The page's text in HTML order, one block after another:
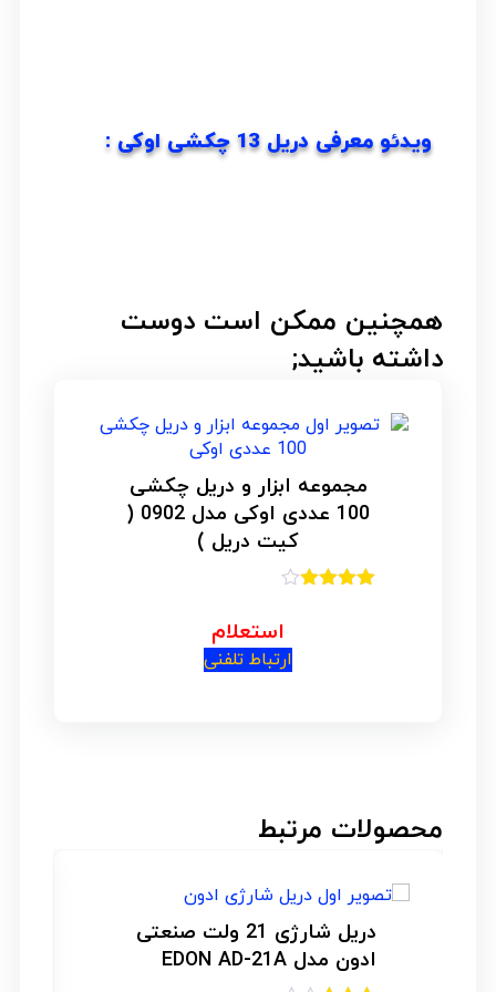
ویدئو معرفی دریل 13 چکشی اوکی :
همچنین ممکن است دوست
داشته باشید;
مجموعه ابزار و دریل چکشی
100 عددی اوکی مدل 0902 (
کیت دریل )
استعلام
ارتباط تلفنی
محصولات مرتبط
دریل شارژی 21 ولت صنعتی
ادون مدل EDON AD-21A